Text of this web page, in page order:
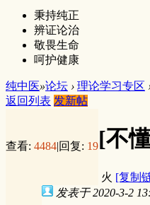
秉持纯正
辨证论治
敬畏生命
呵护健康
纯中医»论坛 › 理论学习专区
返回列表 发新帖
查看: 4484|回复: 19[不
火 [复制
发表于 2020-3-2